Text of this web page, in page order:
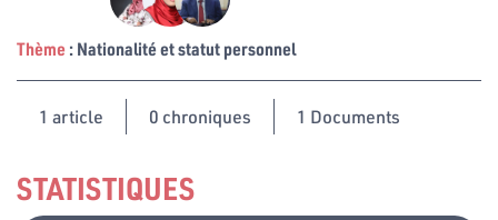
STATISTIQUES
Thème: Nationalité et statut personnel
1 article 0 chroniques 1 Documents